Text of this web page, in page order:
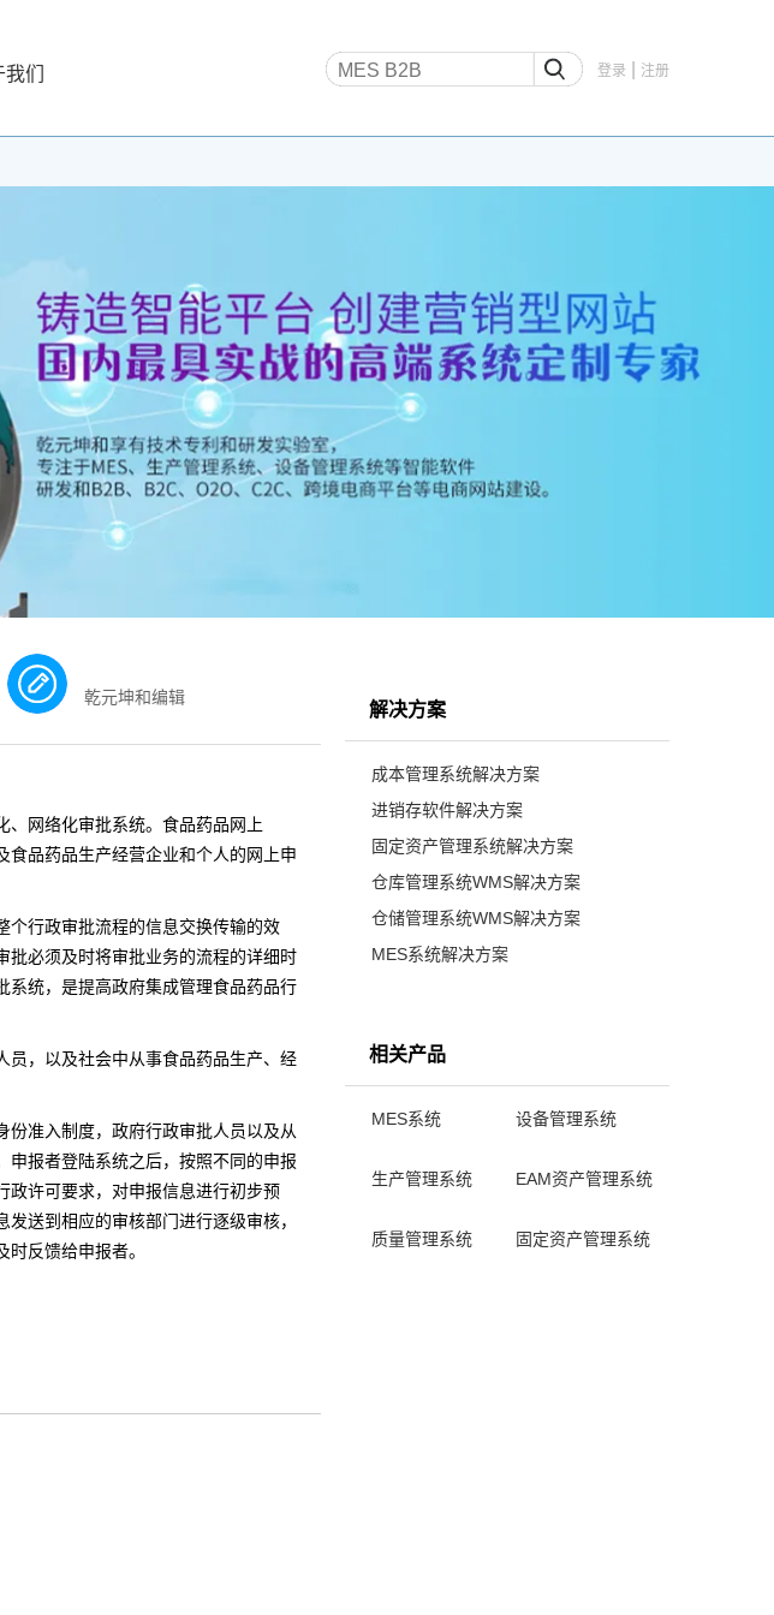
们 登录 注册
乾元坤和编辑
、网络化审批系统。食品药品网上
食品药品生产经营企业和个人的网上申
个行政审批流程的信息交换传输的效
批必须及时将审批业务的流程的详细时
系统，是提高政府集成管理食品药品行
员，以及社会中从事食品药品生产、经
准入制度，政府行政审批人员以及从
申报者登陆系统之后，按照不同的申报
政许可要求，对申报信息进行初步预
送到相应的审核部门进行逐级审核，
反馈给申报者。
解决方案
成本管理系统解决方案
进销存软件解决方案
固定资产管理系统解决方案
仓库管理系统WMS解决方案
仓储管理系统WMS解决方案
MES系统解决方案
相关产品
MES系统 设备管理系统
生产管理系统 EAM资产管理系统
质量管理系统 固定资产管理系统